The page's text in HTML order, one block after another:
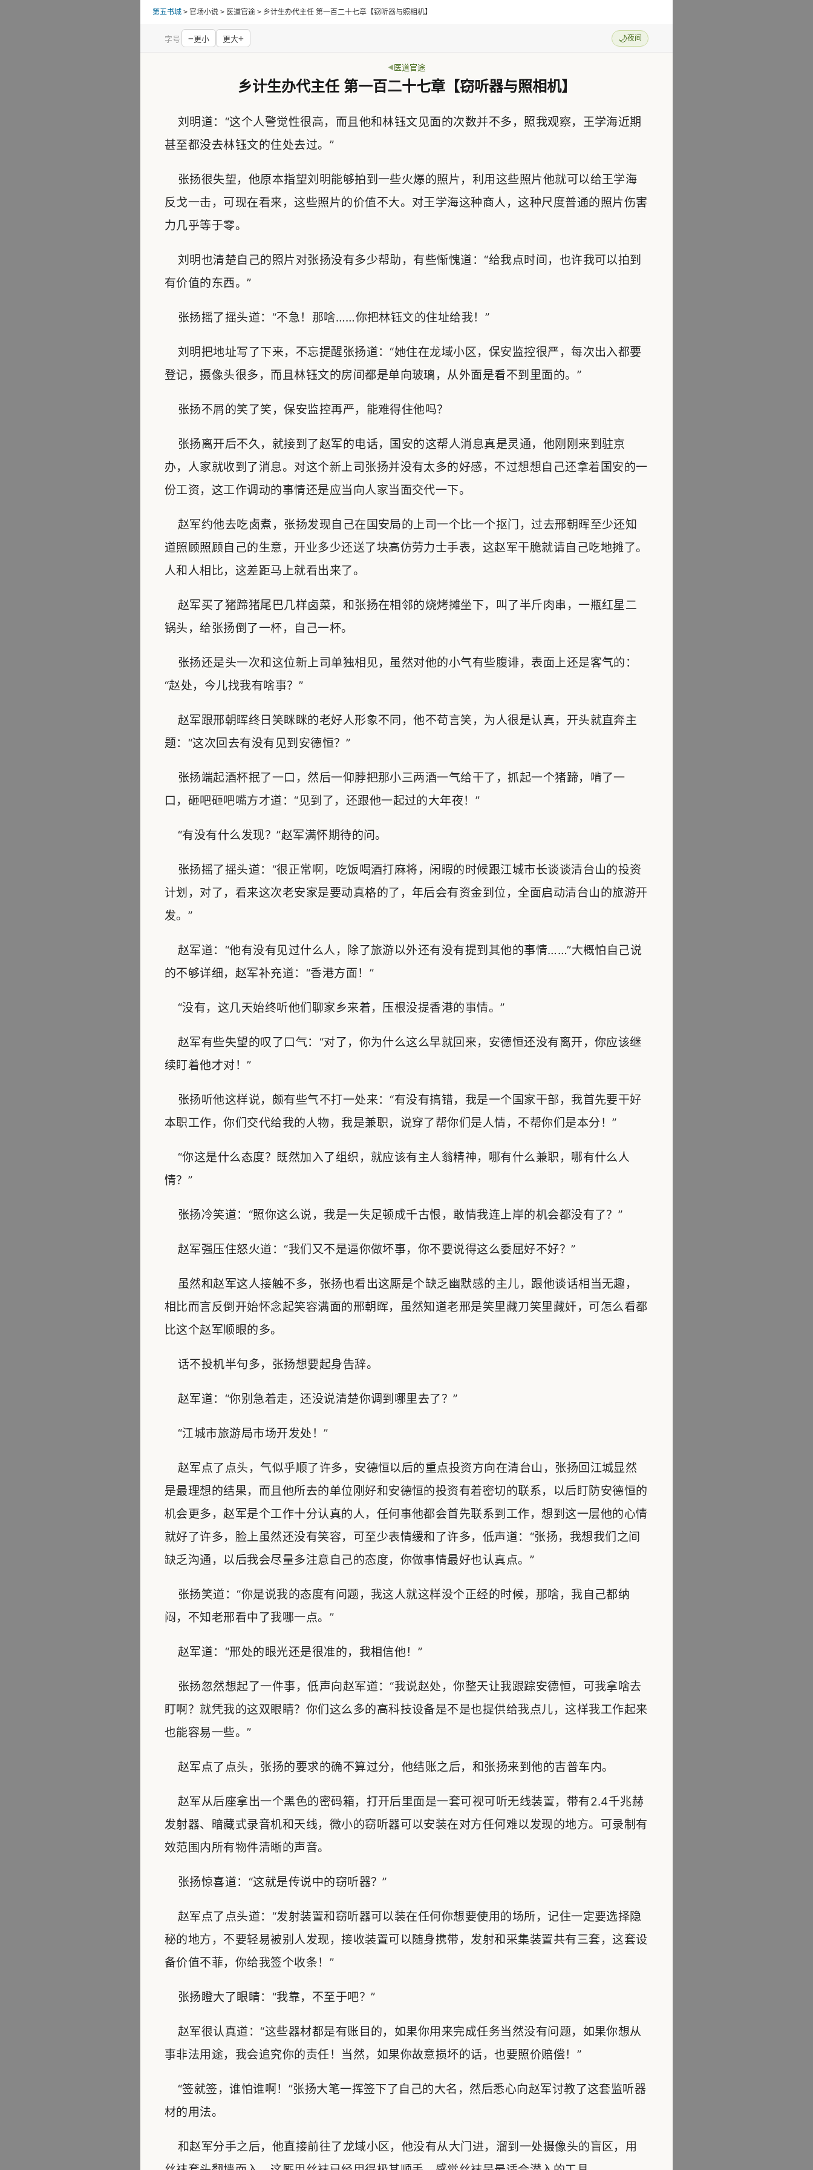
第五书城 > 官场小说 > 医道官途 > 乡计生办代主任 第一百二十七章【窃听器与照相机】
字号 −更小 更大+ 🌙夜间
医道官途
乡计生办代主任 第一百二十七章【窃听器与照相机】
刘明道：“这个人警觉性很高，而且他和林钰文见面的次数并不多，照我观察，王学海近期
甚至都没去林钰文的住处去过。”
张扬很失望，他原本指望刘明能够拍到一些火爆的照片，利用这些照片他就可以给王学海
反戈一击，可现在看来，这些照片的价值不大。对王学海这种商人，这种尺度普通的照片伤害
力几乎等于零。
刘明也清楚自己的照片对张扬没有多少帮助，有些惭愧道：“给我点时间，也许我可以拍到
有价值的东西。”
张扬摇了摇头道：“不急！那啥……你把林钰文的住址给我！”
刘明把地址写了下来，不忘提醒张扬道：“她住在龙域小区，保安监控很严，每次出入都要
登记，摄像头很多，而且林钰文的房间都是单向玻璃，从外面是看不到里面的。”
张扬不屑的笑了笑，保安监控再严，能难得住他吗？
张扬离开后不久，就接到了赵军的电话，国安的这帮人消息真是灵通，他刚刚来到驻京
办，人家就收到了消息。对这个新上司张扬并没有太多的好感，不过想想自己还拿着国安的一
份工资，这工作调动的事情还是应当向人家当面交代一下。
赵军约他去吃卤煮，张扬发现自己在国安局的上司一个比一个抠门，过去邢朝晖至少还知
道照顾照顾自己的生意，开业多少还送了块高仿劳力士手表，这赵军干脆就请自己吃地摊了。
人和人相比，这差距马上就看出来了。
赵军买了猪蹄猪尾巴几样卤菜，和张扬在相邻的烧烤摊坐下，叫了半斤肉串，一瓶红星二
锅头，给张扬倒了一杯，自己一杯。
张扬还是头一次和这位新上司单独相见，虽然对他的小气有些腹诽，表面上还是客气的：
“赵处，今儿找我有啥事？”
赵军跟邢朝晖终日笑眯眯的老好人形象不同，他不苟言笑，为人很是认真，开头就直奔主
题：“这次回去有没有见到安德恒？”
张扬端起酒杯抿了一口，然后一仰脖把那小三两酒一气给干了，抓起一个猪蹄，啃了一
口，砸吧砸吧嘴方才道：“见到了，还跟他一起过的大年夜！”
“有没有什么发现？”赵军满怀期待的问。
张扬摇了摇头道：“很正常啊，吃饭喝酒打麻将，闲暇的时候跟江城市长谈谈清台山的投资
计划，对了，看来这次老安家是要动真格的了，年后会有资金到位，全面启动清台山的旅游开
发。”
赵军道：“他有没有见过什么人，除了旅游以外还有没有提到其他的事情……”大概怕自己说
的不够详细，赵军补充道：“香港方面！”
“没有，这几天始终听他们聊家乡来着，压根没提香港的事情。”
赵军有些失望的叹了口气：“对了，你为什么这么早就回来，安德恒还没有离开，你应该继
续盯着他才对！”
张扬听他这样说，颇有些气不打一处来：“有没有搞错，我是一个国家干部，我首先要干好
本职工作，你们交代给我的人物，我是兼职，说穿了帮你们是人情，不帮你们是本分！”
“你这是什么态度？既然加入了组织，就应该有主人翁精神，哪有什么兼职，哪有什么人
情？”
张扬冷笑道：“照你这么说，我是一失足顿成千古恨，敢情我连上岸的机会都没有了？”
赵军强压住怒火道：“我们又不是逼你做坏事，你不要说得这么委屈好不好？”
虽然和赵军这人接触不多，张扬也看出这厮是个缺乏幽默感的主儿，跟他谈话相当无趣，
相比而言反倒开始怀念起笑容满面的邢朝晖，虽然知道老邢是笑里藏刀笑里藏奸，可怎么看都
比这个赵军顺眼的多。
话不投机半句多，张扬想要起身告辞。
赵军道：“你别急着走，还没说清楚你调到哪里去了？”
“江城市旅游局市场开发处！”
赵军点了点头，气似乎顺了许多，安德恒以后的重点投资方向在清台山，张扬回江城显然
是最理想的结果，而且他所去的单位刚好和安德恒的投资有着密切的联系，以后盯防安德恒的
机会更多，赵军是个工作十分认真的人，任何事他都会首先联系到工作，想到这一层他的心情
就好了许多，脸上虽然还没有笑容，可至少表情缓和了许多，低声道：“张扬，我想我们之间
缺乏沟通，以后我会尽量多注意自己的态度，你做事情最好也认真点。”
张扬笑道：“你是说我的态度有问题，我这人就这样没个正经的时候，那啥，我自己都纳
闷，不知老邢看中了我哪一点。”
赵军道：“邢处的眼光还是很准的，我相信他！”
张扬忽然想起了一件事，低声向赵军道：“我说赵处，你整天让我跟踪安德恒，可我拿啥去
盯啊？就凭我的这双眼睛？你们这么多的高科技设备是不是也提供给我点儿，这样我工作起来
也能容易一些。”
赵军点了点头，张扬的要求的确不算过分，他结账之后，和张扬来到他的吉普车内。
赵军从后座拿出一个黑色的密码箱，打开后里面是一套可视可听无线装置，带有2.4千兆赫
发射器、暗藏式录音机和天线，微小的窃听器可以安装在对方任何难以发现的地方。可录制有
效范围内所有物件清晰的声音。
张扬惊喜道：“这就是传说中的窃听器？”
赵军点了点头道：“发射装置和窃听器可以装在任何你想要使用的场所，记住一定要选择隐
秘的地方，不要轻易被别人发现，接收装置可以随身携带，发射和采集装置共有三套，这套设
备价值不菲，你给我签个收条！”
张扬瞪大了眼睛：“我靠，不至于吧？”
赵军很认真道：“这些器材都是有账目的，如果你用来完成任务当然没有问题，如果你想从
事非法用途，我会追究你的责任！当然，如果你故意损坏的话，也要照价赔偿！”
“签就签，谁怕谁啊！”张扬大笔一挥签下了自己的大名，然后悉心向赵军讨教了这套监听器
材的用法。
和赵军分手之后，他直接前往了龙域小区，他没有从大门进，溜到一处摄像头的盲区，用